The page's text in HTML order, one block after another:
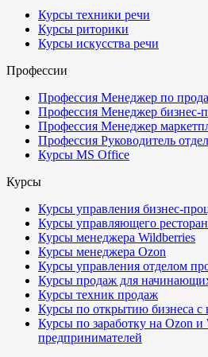
Курсы техники речи
Курсы риторики
Курсы искусства речи
Профессии
Профессия Менеджер по
Профессия Менеджер бизнес-
Профессия Менеджер
Профессия Руководитель
Курсы MS Office
Курсы
Курсы управления бизнес-
Курсы управляющего
Курсы менеджера Wildberries
Курсы менеджера Ozon
Курсы управления отделом
Курсы продаж для
Курсы техник продаж
Курсы по открытию бизнеса с
Курсы по заработку на Ozon и
предпринимателей